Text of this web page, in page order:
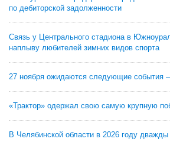
по дебиторской задолженности
Связь у Центрального стадиона в
наплыву любителей зимних видов спорта
27 ноября ожидаются следующие события
«Трактор» одержал свою самую крупную
В Челябинской области в 2026 году